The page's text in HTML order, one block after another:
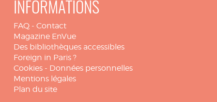
INFORMATIONS
FAQ - Contact
Magazine EnVue
Des bibliothèques accessibles
Foreign in Paris ?
Cookies - Données personnelles
Mentions légales
Plan du site